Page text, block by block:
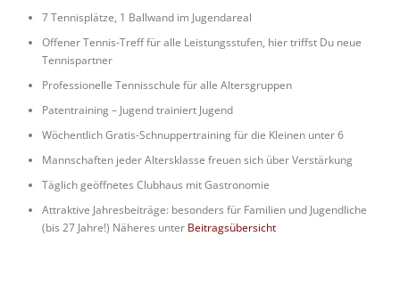
7 Tennisplätze, 1 Ballwand im Jugendareal
Offener Tennis-Treff für alle Leistungsstufen, hier triffst Du neue
Tennispartner
Professionelle Tennisschule für alle Altersgruppen
Patentraining – Jugend trainiert Jugend
Wöchentlich Gratis-Schnuppertraining für die Kleinen unter 6
Mannschaften jeder Altersklasse freuen sich über Verstärkung
Täglich geöffnetes Clubhaus mit Gastronomie
Attraktive Jahresbeiträge: besonders für Familien und Jugendliche
(bis 27 Jahre!) Näheres unter Beitragsübersicht